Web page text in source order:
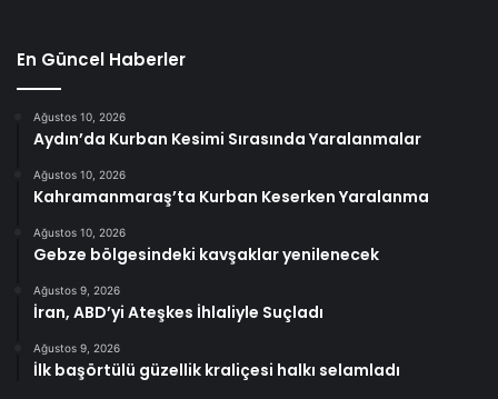
En Güncel Haberler
Ağustos 10, 2026
Aydın’da Kurban Kesimi Sırasında Yaralanmalar
Ağustos 10, 2026
Kahramanmaraş’ta Kurban Keserken Yaralanma
Ağustos 10, 2026
Gebze bölgesindeki kavşaklar yenilenecek
Ağustos 9, 2026
İran, ABD’yi Ateşkes İhlaliyle Suçladı
Ağustos 9, 2026
İlk başörtülü güzellik kraliçesi halkı selamladı